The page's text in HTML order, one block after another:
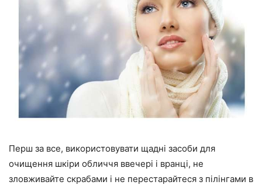
Перш за все, використовувати щадні засоби для
очищення шкіри обличчя ввечері і вранці, не
зловживайте скрабами і не перестарайтеся з пілінгами в